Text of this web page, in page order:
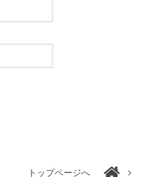
トップページへ